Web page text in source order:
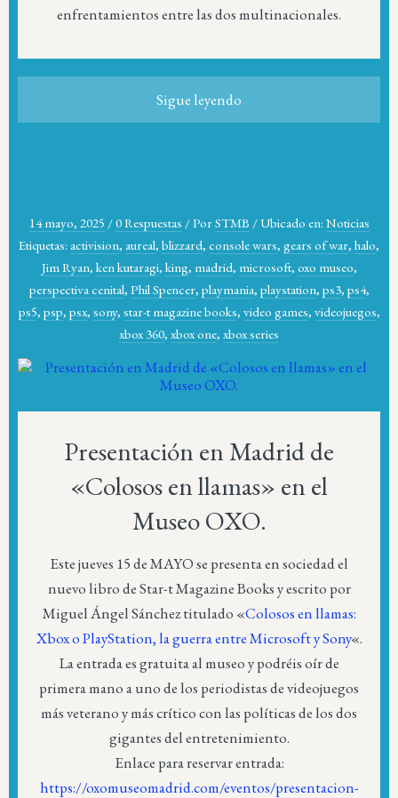
enfrentamientos entre las dos multinacionales.
Sigue leyendo
14 mayo, 2025 /0 Respuestas /PorSTMB / Ubicado en: Noticias
Etiquetas: activision, aureal, blizzard, console wars, gears of war, halo,
Jim Ryan, ken kutaragi, king, madrid, microsoft, oxo museo,
perspectiva cenital, Phil Spencer, playmania, playstation, ps3, ps4,
ps5, psp, psx, sony, star-t magazine books, video games, videojuegos,
xbox 360, xbox one, xbox series
Presentación en Madrid de
«Colosos en llamas» en el
Museo OXO.
Este jueves 15 de MAYO se presenta en sociedad el
nuevo libro de Star-t Magazine Books y escrito por
Miguel Ángel Sánchez titulado «Colosos en llamas:
Xbox o PlayStation, la guerra entre Microsoft y Sony«.
La entrada es gratuita al museo y podréis oír de
primera mano a uno de los periodistas de videojuegos
más veterano y más crítico con las políticas de los dos
gigantes del entretenimiento.
Enlace para reservar entrada:
https://oxomuseomadrid.com/eventos/presentacion-